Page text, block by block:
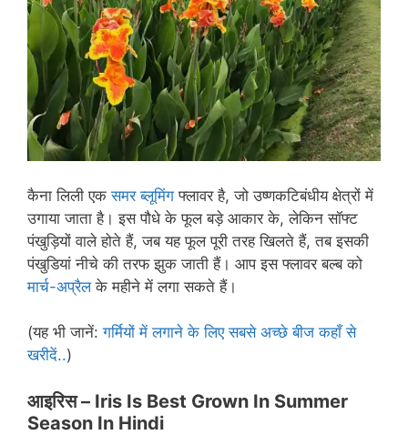
कैना लिली एकसमर ब्लूमिंग फ्लावर है, जो उष्णकटिबंधीय क्षेत्रों में
उगाया जाता है। इस पौधे के फूल बड़े आकार के, लेकिन सॉफ्ट
पंखुड़ियों वाले होते हैं, जब यह फूल पूरी तरह खिलते हैं, तब इसकी
पंखुडियां नीचे की तरफ झुक जाती हैं। आप इस फ्लावर बल्ब को
मार्च-अप्रैलके महीने में लगा सकते हैं।
(यह भी जानें:गर्मियों में लगाने के लिए सबसे अच्छे बीज कहाँ से
खरीदें..)
आइरिस – Iris Is Best Grown In Summer
Season In Hindi